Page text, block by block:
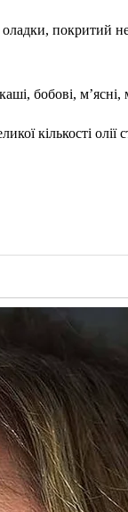
покритий
бобові,
кількості олії